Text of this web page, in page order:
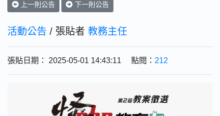
上一則公告 下一則公告
活動公告 / 張貼者 教務主任
張貼日期： 2025-05-01 14:43:11 點閱： 212